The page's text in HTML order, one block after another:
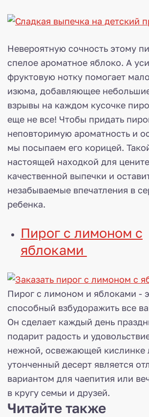
Невероятную сочность этому
спелое ароматное яблоко. А
фруктовую нотку помогает
изюма, добавляющее
взрывы на каждом кусочке
еще не все! Чтобы придать
неповторимую ароматность и
мы посыпаем его корицей.
настоящей находкой для
качественной выпечки и
незабываемые впечатления в
ребенка.
Пирог с лимоном с
яблоками
Пирог с лимоном и яблоками -
способный взбудоражить все
Он сделает каждый день
подарит радость и
нежной, освежающей кислинке
утонченный десерт является
вариантом для чаепития или
в кругу семьи и друзей.
Читайте также